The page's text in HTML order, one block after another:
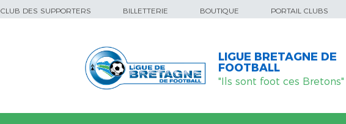
CLUB DES SUPPORTERS BILLETTERIE BOUTIQUE PORTAIL CLUBS
LIGUE BRETAGNE DE
FOOTBALL
"Ils sont foot ces Bretons"